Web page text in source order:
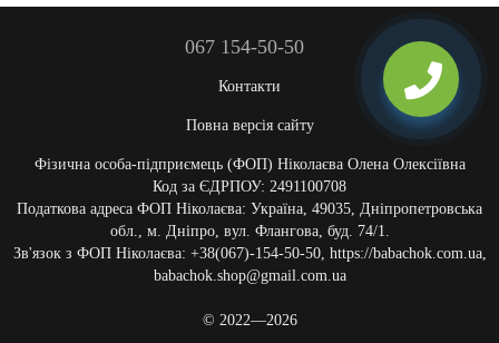
067 154-50-50
Контакти
Повна версія сайту
Фізична особа-підприємець (ФОП) Ніколаєва Олена Олексіївна
Код за ЄДРПОУ: 2491100708
Податкова адреса ФОП Ніколаєва: Україна, 49035, Дніпропетровська
обл., м. Дніпро, вул. Флангова, буд. 74/1.
Зв'язок з ФОП Ніколаєва: +38(067)-154-50-50, https://babachok.com.ua,
babachok.shop@gmail.com.ua
© 2022—2026